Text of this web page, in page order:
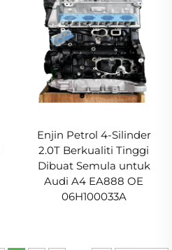
Enjin Petrol 4-Silinder
2.0T Berkualiti Tinggi
Dibuat Semula untuk
Audi A4 EA888 OE
06H100033A